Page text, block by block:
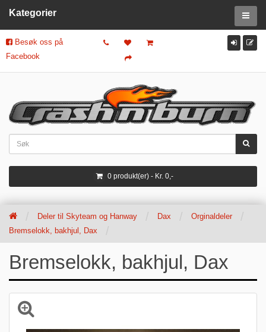
Besøk oss på
Facebook
0 produkt(er) - Kr. 0,-
Kategorier
Deler til Skyteam og Hanway Dax
Orginaldeler
Bremselokk, bakhjul, Dax
Bremselokk, bakhjul, Dax